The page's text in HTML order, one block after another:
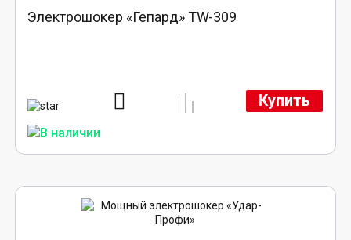
Электрошокер «Гепард» TW-309
Купить